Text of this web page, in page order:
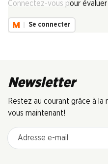
Connectez-vous pour évaluer
Se connecter
Newsletter
Restez au courant grâce à
vous maintenant!
Adresse e-mail